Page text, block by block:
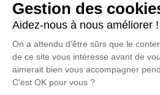
anecdote ou exprimer vos
poèmes ou des textes. Cet
d'expression dédié à honorer la
RINGAUD.
Un service de plantation
disponible ici.